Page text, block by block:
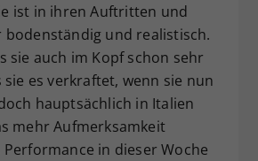
ist in ihren Auftritten und
bodenständig und realistisch.
sie auch im Kopf schon sehr
sie es verkraftet, wenn sie nun
hauptsächlich in Italien
mehr Aufmerksamkeit
in dieser Woche